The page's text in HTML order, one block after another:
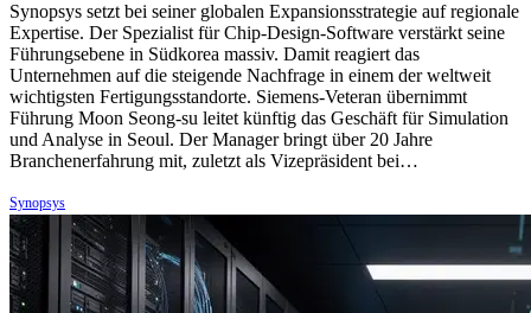
Synopsys setzt bei seiner globalen Expansionsstrategie auf regionale
Expertise. Der Spezialist für Chip-Design-Software verstärkt seine
Führungsebene in Südkorea massiv. Damit reagiert das
Unternehmen auf die steigende Nachfrage in einem der weltweit
wichtigsten Fertigungsstandorte. Siemens-Veteran übernimmt
Führung Moon Seong-su leitet künftig das Geschäft für Simulation
und Analyse in Seoul. Der Manager bringt über 20 Jahre
Branchenerfahrung mit, zuletzt als Vizepräsident bei…
Synopsys